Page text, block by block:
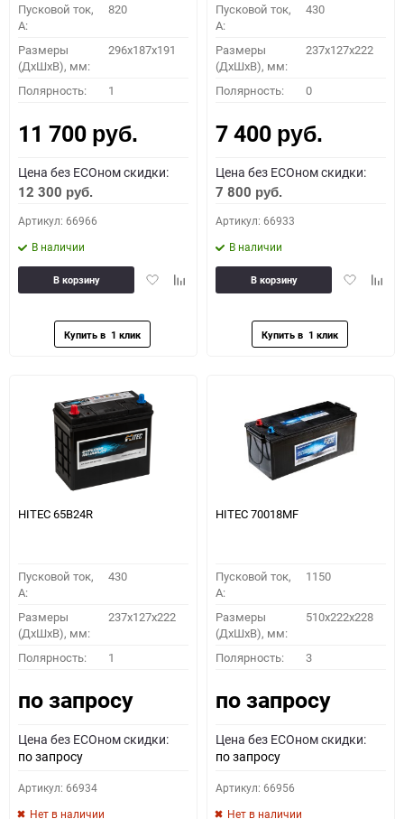
Пусковой ток,
A:
820
Размеры
(ДхШхВ), мм:
296х187х191
Полярность: 1
11 700 руб.
Цена без ECOном скидки:
12 300 руб.
Артикул: 66966
В наличии
ДобавитьДобавить
В корзину
Пусковой ток,
A:
430
Размеры
(ДхШхВ), мм:
237x127x222
Полярность: 0
7 400 руб.
Цена без ECOном скидки:
7 800 руб.
Артикул: 66933
В наличии
Добавить
В корзину
HITEC 65B24R
Пусковой ток,
A:
430
Размеры
(ДхШхВ), мм:
237x127x222
Полярность: 1
по запросу
Цена без ECOном скидки:
по запросу
Артикул: 66934
Нет в наличии
HITEC 70018MF
Пусковой ток,
A:
1150
Размеры
(ДхШхВ), мм:
510x222x228
Полярность: 3
по запросу
Цена без ECOном скидки:
по запросу
Артикул: 66956
Нет в наличии